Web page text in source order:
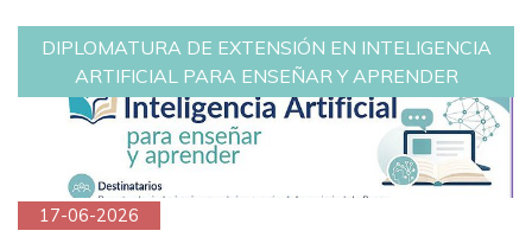
DIPLOMATURA DE EXTENSIÓN EN INTELIGENCIA
ARTIFICIAL PARA ENSEÑAR Y APRENDER
17-06-2026